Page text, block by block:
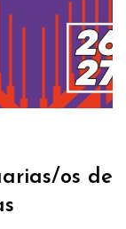
os de